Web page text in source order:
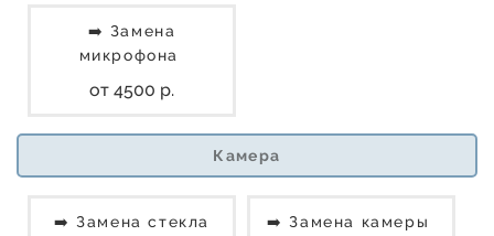
➡️ Замена
микрофона
от 4500 р.
Камера
➡️ Замена стекла
➡️ Замена камеры